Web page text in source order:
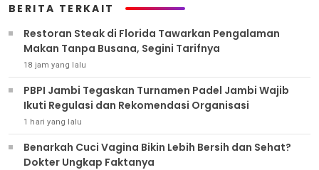
BERITA TERKAIT
Restoran Steak di Florida Tawarkan Pengalaman
Makan Tanpa Busana, Segini Tarifnya
18 jam yang lalu
PBPI Jambi Tegaskan Turnamen Padel Jambi Wajib
Ikuti Regulasi dan Rekomendasi Organisasi
1 hari yang lalu
Benarkah Cuci Vagina Bikin Lebih Bersih dan Sehat?
Dokter Ungkap Faktanya